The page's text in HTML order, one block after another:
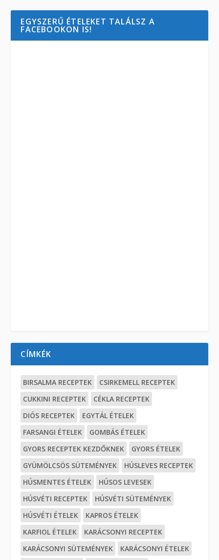
EGYSZERŰ ÉTELEKET TALÁLSZ A
FACEBOOKON IS!
CÍMKÉK
BIRSALMA RECEPTEK
CSIRKEMELL RECEPTEK
CUKKINI RECEPTEK
CÉKLA RECEPTEK
DIÓS RECEPTEK
EGYTÁL ÉTELEK
FARSANGI ÉTELEK
GOMBÁS ÉTELEK
GYORS RECEPTEK KEZDŐKNEK
GYORS ÉTELEK
GYÜMÖLCSÖS SÜTEMÉNYEK
HÚSLEVES RECEPTEK
HÚSMENTES ÉTELEK
HÚSOS LEVESEK
HÚSVÉTI RECEPTEK
HÚSVÉTI SÜTEMÉNYEK
HÚSVÉTI ÉTELEK
KAPROS ÉTELEK
KARFIOL ÉTELEK
KARÁCSONYI RECEPTEK
KARÁCSONYI SÜTEMÉNYEK
KARÁCSONYI ÉTELEK